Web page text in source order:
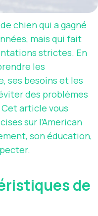
chien qui a gagné
mais qui fait
strictes. En
les
ses besoins et les
des problèmes
article vous
sur l’American
son éducation,
de